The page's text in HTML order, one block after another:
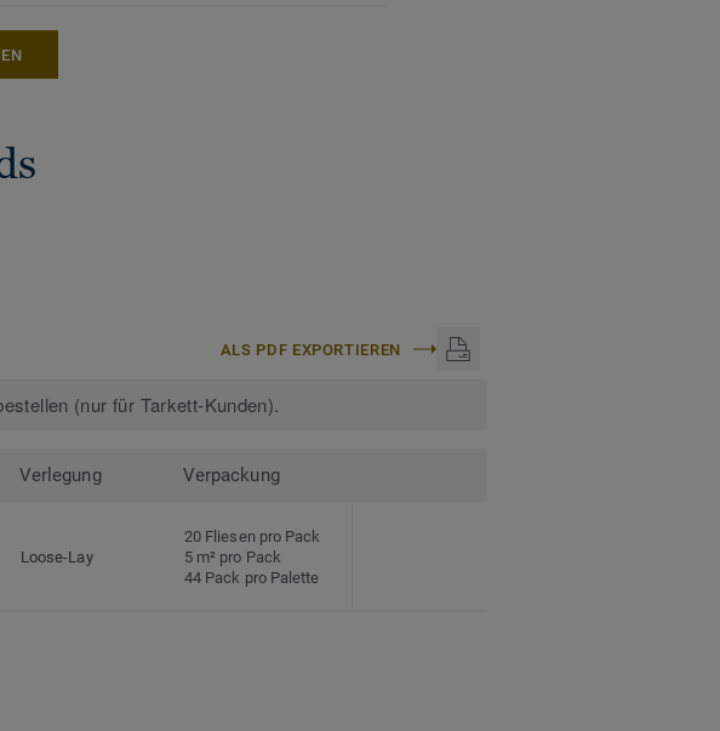
ALS PDF EXPORTIEREN
(nur für Tarkett-Kunden).
Verlegung Verpackung
Loose-Lay
20 Fliesen pro Pack
5 m² pro Pack
44 Pack pro Palette